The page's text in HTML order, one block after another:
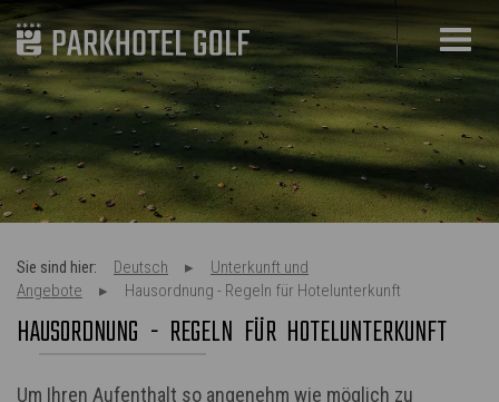
Sie sind hier: Deutsch
Unterkunft und
Angebote
Hausordnung - Regeln für Hotelunterkunft
HAUSORDNUNG - REGELN FÜR HOTELUNTERKUNFT
Um Ihren Aufenthalt so angenehm wie möglich zu